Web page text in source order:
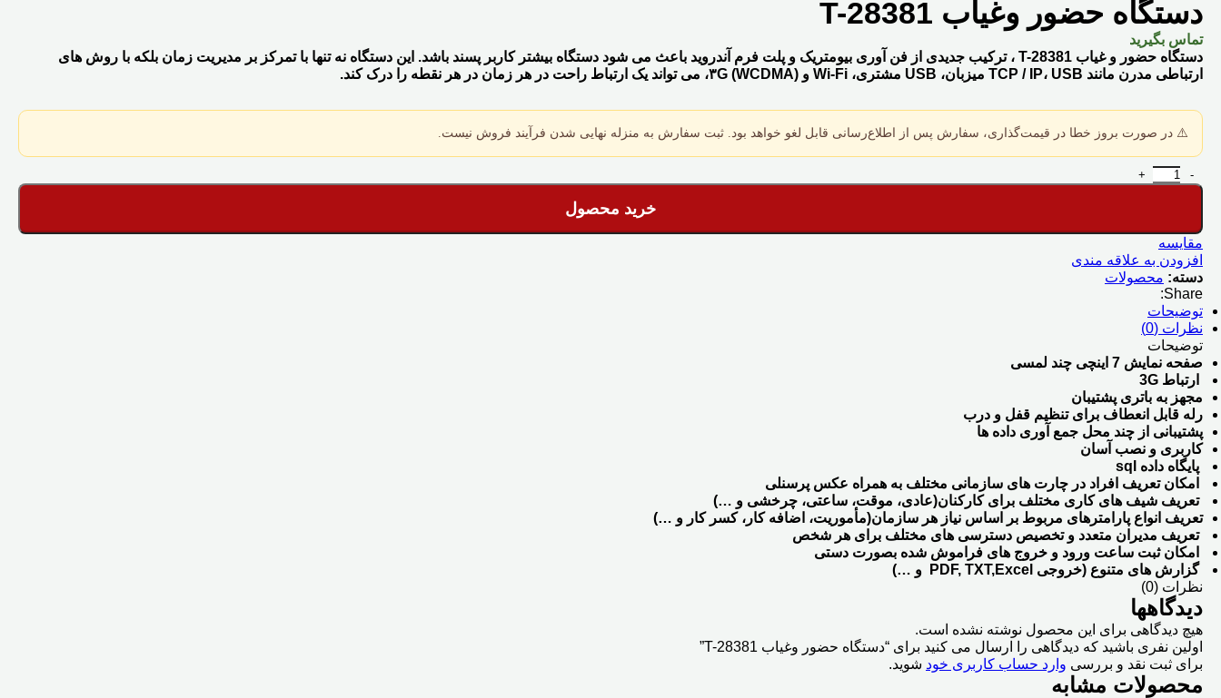
دستگاه حضور وغیاب T-28381
تماس بگیرید
دستگاه حضور و غیاب T-28381 ، ترکیب جدیدی از فن آوری بیومتریک و پلت فرم آندروید باعث می شود دستگاه بیشتر کاربر پسند باشد. این دستگاه نه تنها با تمرکز بر مدیریت زمان بلکه با روش های
ارتباطی مدرن مانند TCP / IP، USB میزبان، USB مشتری، Wi-Fi و ۳G (WCDMA)، می تواند یک ارتباط راحت در هر زمان در هر نقطه را درک کند.
⚠️ در صورت بروز خطا در قیمت‌گذاری، سفارش پس از اطلاع‌رسانی قابل لغو خواهد بود. ثبت سفارش به منزله نهایی شدن فرآیند فروش نیست.
دستگاه حضور وغیاب T-28381 عدد
خرید محصول
مقایسه
افزودن به علاقه مندی
دسته: محصولات
Share:
توضیحات
نظرات (0)
توضیحات
صفحه نمایش 7 اینچی چند لمسی
ارتباط 3G
مجهز به باتری پشتیبان
رله قابل انعطاف برای تنظیم قفل و درب
پشتیبانی از چند محل جمع آوری داده ها
کاربری و نصب آسان
پایگاه داده sql
امکان تعریف افراد در چارت های سازمانی مختلف به همراه عکس پرسنلی
تعریف شیف های کاری مختلف برای کارکنان(عادی، موقت، ساعتی، چرخشی و …)
تعریف انواع پارامترهای مربوط بر اساس نیاز هر سازمان(مأموریت، اضافه کار، کسر کار و …)
تعریف مدیران متعدد و تخصیص دسترسی های مختلف برای هر شخص
امکان ثبت ساعت ورود و خروج های فراموش شده بصورت دستی
گزارش های متنوع (خروجی PDF, TXT,Excel و …)
نظرات (0)
دیدگاهها
هیچ دیدگاهی برای این محصول نوشته نشده است.
اولین نفری باشید که دیدگاهی را ارسال می کنید برای “دستگاه حضور وغیاب T-28381”
برای ثبت نقد و بررسی وارد حساب کاربری خود شوید.
محصولات مشابه